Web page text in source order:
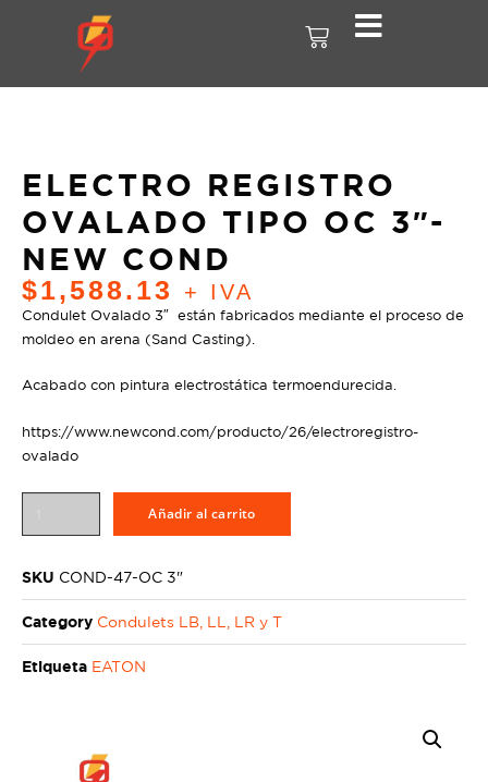
ELECTRO REGISTRO
OVALADO TIPO OC 3″-
NEW COND
$1,588.13 + IVA
Condulet Ovalado 3″ están fabricados mediante el proceso de
moldeo en arena (Sand Casting).
Acabado con pintura electrostática termoendurecida.
https://www.newcond.com/producto/26/electroregistro-
ovalado
Añadir al carrito
SKU COND-47-OC 3"
Category Condulets LB, LL, LR y T
Etiqueta EATON